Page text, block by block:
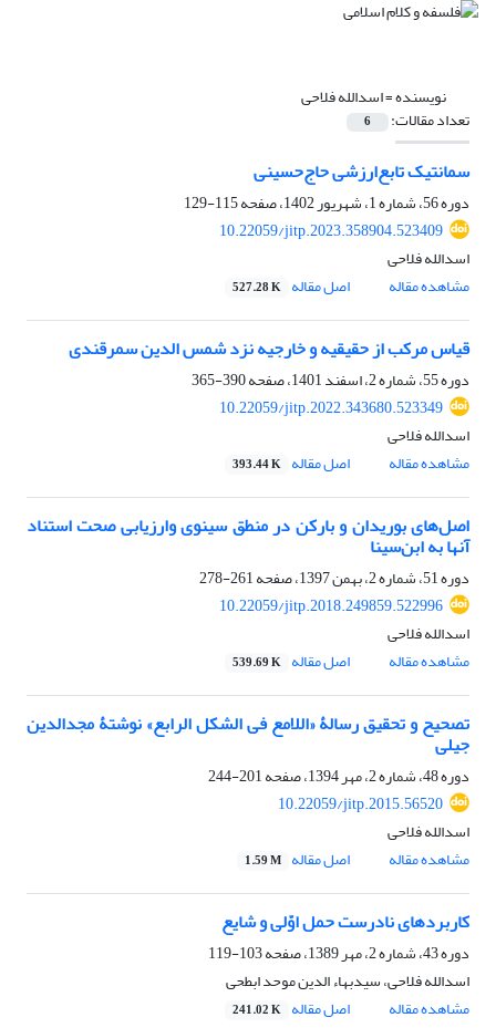
نویسنده =اسدالله فلاحی
تعداد مقالات: 6
سمانتیک تابع‌ارزشی حاج‌حسینی
دوره 56، شماره 1، شهریور 1402، صفحه
115-129
10.22059/jitp.2023.358904.523409
اسدالله فلاحی
مشاهده مقاله
اصل مقاله 527.28 K
قیاس مرکب از حقیقیه و خارجیه نزد شمس الدین سمرقندی
دوره 55، شماره 2، اسفند 1401، صفحه
390-365
10.22059/jitp.2022.343680.523349
اسدالله فلاحی
مشاهده مقاله
اصل مقاله 393.44 K
اصل‌های بوریدان و بارکن در منطق سینوی وارزیابی صحت استناد
آنها به ابن‌سینا
دوره 51، شماره 2، بهمن 1397، صفحه
261-278
10.22059/jitp.2018.249859.522996
اسدالله فلاحی
مشاهده مقاله
اصل مقاله 539.69 K
تصحیح و تحقیق رسالۀ «اللامع فی الشکل الرابع» نوشتۀ مجدالدین
جیلی
دوره 48، شماره 2، مهر 1394، صفحه
201-244
10.22059/jitp.2015.56520
اسدالله فلاحی
مشاهده مقاله
اصل مقاله 1.59 M
کاربردهای نادرست حمل اوّلی و شایع
دوره 43، شماره 2، مهر 1389، صفحه
103-119
اسدالله فلاحی، سیدبهاء الدین موحد ابطحی
مشاهده مقاله
اصل مقاله 241.02 K